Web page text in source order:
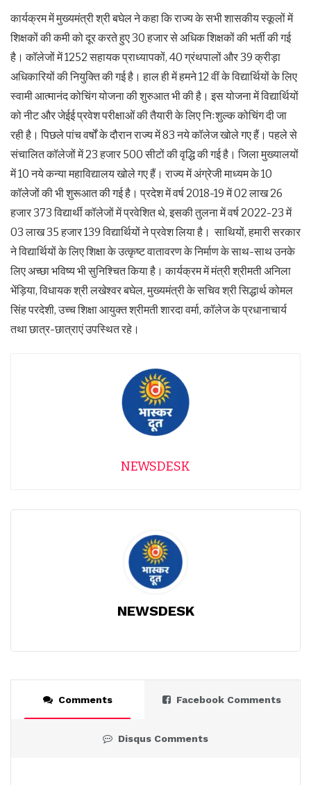
कार्यक्रम में मुख्यमंत्री श्री बघेल ने कहा कि राज्य के सभी शासकीय स्कूलों में
शिक्षकों की कमी को दूर करते हुए 30 हजार से अधिक शिक्षकों की भर्ती की गई
है। कॉलेजों में 1252 सहायक प्राध्यापकों, 40 ग्रंथपालों और 39 क्रीड़ा
अधिकारियों की नियुक्ति की गई है। हाल ही में हमने 12 वीं के विद्यार्थियों के लिए
स्वामी आत्मानंद कोचिंग योजना की शुरुआत भी की है। इस योजना में विद्यार्थियों
को नीट और जेईई प्रवेश परीक्षाओं की तैयारी के लिए निःशुल्क कोचिंग दी जा
रही है। पिछले पांच वर्षों के दौरान राज्य में 83 नये कॉलेज खोले गए हैं। पहले से
संचालित कॉलेजों में 23 हजार 500 सीटों की वृद्धि की गई है। जिला मुख्यालयों
में 10 नये कन्या महाविद्यालय खोले गए हैं। राज्य में अंग्रेजी माध्यम के 10
कॉलेजों की भी शुरूआत की गई है। प्रदेश में वर्ष 2018-19 में 02 लाख 26
हजार 373 विद्यार्थी कॉलेजों में प्रवेशित थे, इसकी तुलना में वर्ष 2022-23 में
03 लाख 35 हजार 139 विद्यार्थियों ने प्रवेश लिया है। साथियों, हमारी सरकार
ने विद्यार्थियों के लिए शिक्षा के उत्कृष्ट वातावरण के निर्माण के साथ-साथ उनके
लिए अच्छा भविष्य भी सुनिश्चित किया है। कार्यक्रम में मंत्री श्रीमती अनिला
भेंड़िया, विधायक श्री लखेश्वर बघेल, मुख्यमंत्री के सचिव श्री सिद्धार्थ कोमल
सिंह परदेशी, उच्च शिक्षा आयुक्त श्रीमती शारदा वर्मा, कॉलेज के प्रधानाचार्य
तथा छात्र-छात्राएं उपस्थित रहे।
NEWSDESK
NEWSDESK
Comments Facebook Comments
Disqus Comments